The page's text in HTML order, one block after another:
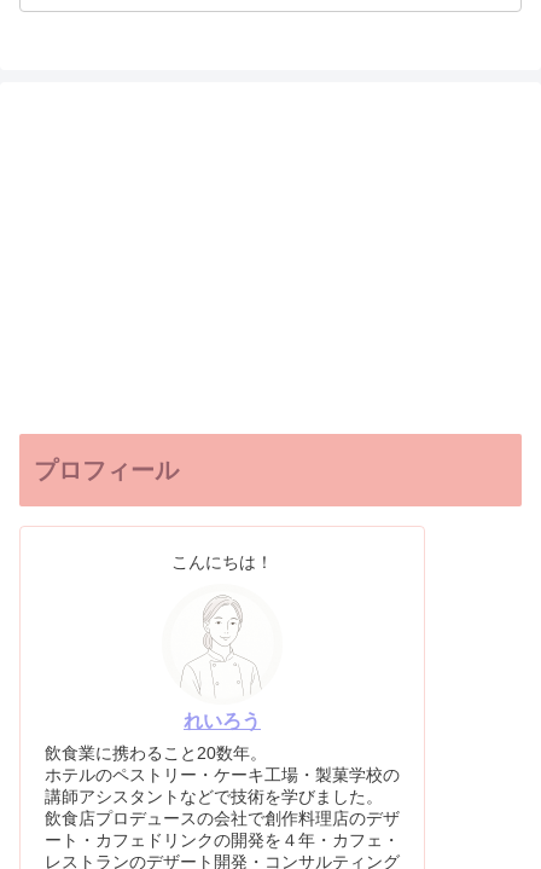
プロフィール
こんにちは！
れいろう
飲食業に携わること20数年。
ホテルのペストリー・ケーキ工場・製菓学校の
講師アシスタントなどで技術を学びました。
飲食店プロデュースの会社で創作料理店のデザ
ート・カフェドリンクの開発を４年・カフェ・
レストランのデザート開発・コンサルティング